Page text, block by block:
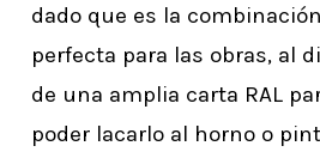
dado que es la combinación
perfecta para las obras, al
de una amplia carta RAL
poder lacarlo al horno o